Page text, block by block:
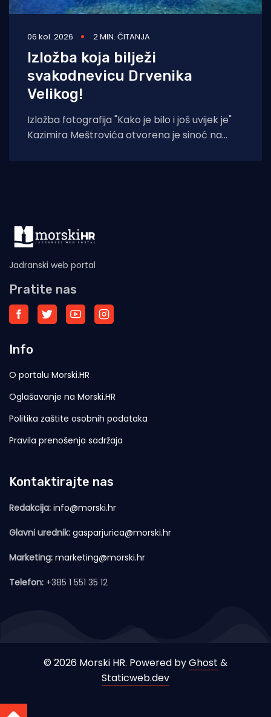
06 kol. 2026 2 MIN. ČITANJA
Izložba koja bilježi
svakodnevicu Drvenika
Velikog!
Izložba fotografija "Kako je bilo i još uvijek je"
Kazimira Meštrovića otvorena je sinoć na
Jadranski web portal
Pratite nas
Info
O portalu Morski.HR
Oglašavanje na Morski.HR
Politika zaštite osobnih podataka
Pravila prenošenja sadržaja
Kontaktirajte nas
Redakcija: info@morski.hr
Glavni urednik: gasparjurica@morski.hr
Marketing: marketing@morski.hr
Telefon: +385 1 551 35 12
© 2026 Morski HR. Powered byGhost &
Staticweb.dev